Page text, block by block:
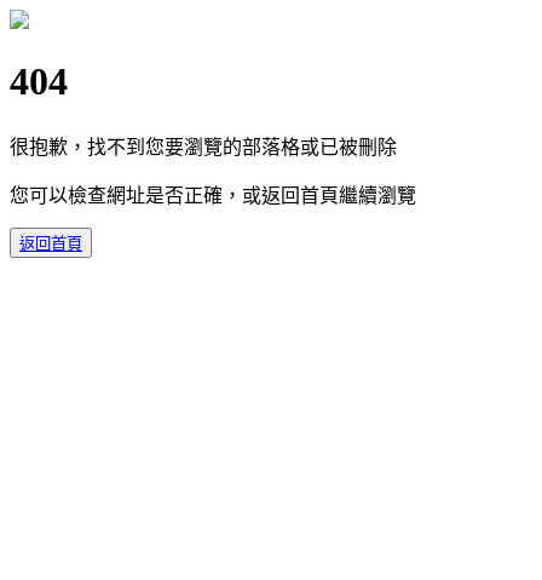
404
很抱歉，找不到您要瀏覽的部落格或已被刪除
您可以檢查網址是否正確，或返回首頁繼續瀏覽
返回首頁